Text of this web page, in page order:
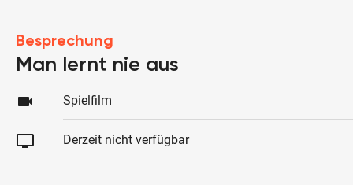
Besprechung
Man lernt nie aus
videocam Spielfilm
tv Derzeit nicht verfügbar